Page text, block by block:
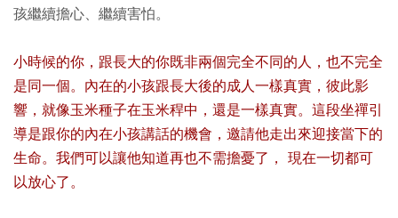
孩繼續擔心、繼續害怕。
小時候的你，跟長大的你既非兩個完全不同的人，也不完全
是同一個。內在的小孩跟長大後的成人一樣真實，彼此影
響，就像玉米種子在玉米稈中，還是一樣真實。這段坐禪引
導是跟你的內在小孩講話的機會，邀請他走出來迎接當下的
生命。我們可以讓他知道再也不需擔憂了， 現在一切都可
以放心了。